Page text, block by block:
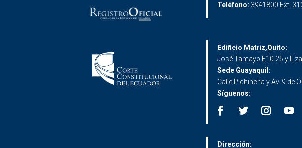
Teléfono: 3941800 Ext.
Edificio Matriz,Quito:
José Tamayo E10 25 y
Sede Guayaquil:
Calle Pichincha y Av. 9 de
Síguenos:
Dirección: